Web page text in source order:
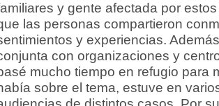
y gente afectada por
las personas compartieron
y experiencias.
con organizaciones y
mucho tiempo en refugio para
sobre el tema, estuve en